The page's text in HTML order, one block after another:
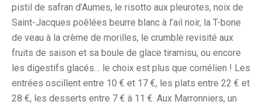
pistil de safran d’Aumes, le risotto aux pleurotes, noix de
Saint-Jacques poêlées beurre blanc à l’ail noir, la T-bone
de veau à la crème de morilles, le crumble revisité aux
fruits de saison et sa boule de glace tiramisu, ou encore
les digestifs glacés… le choix est plus que cornélien ! Les
entrées oscillent entre 10 € et 17 €, les plats entre 22 € et
28 €, les desserts entre 7 € à 11 €. Aux Marronniers, un